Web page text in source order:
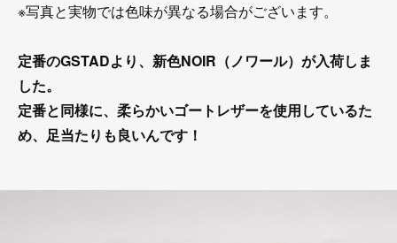
※写真と実物では色味が異なる場合がございます。
定番のGSTADより、新色NOIR（ノワール）が入荷しま
した。
定番と同様に、柔らかいゴートレザーを使用しているた
め、足当たりも良いんです！